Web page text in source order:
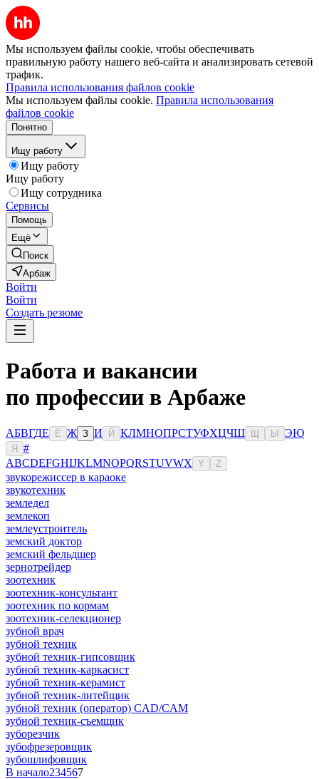
Мы используем файлы cookie, чтобы обеспечивать
правильную работу нашего веб-сайта и анализировать сетевой
трафик.
Правила использования файлов cookie
Мы используем файлы cookie. Правила использования
файлов cookie
Понятно
Ищу работу
Ищу работу
Ищу работу
Ищу сотрудника
Сервисы
Помощь
Ещё
Поиск
Арбаж
Войти
Войти
Создать резюме
Работа и вакансии
по профессии в Арбаже
АБВГДЕ Ё Ж З И Й КЛМНОПРСТУФХЦЧШ Ы ЭЮ
Я
#
ABCDEFGHIJKLMNOPQRSTUVWX Y Z
звукорежиссер в караоке
звукотехник
земледел
землекоп
землеустроитель
земский доктор
земский фельдшер
зернотрейдер
зоотехник
зоотехник-консультант
зоотехник по кормам
зоотехник-селекционер
зубной врач
зубной техник
зубной техник-гипсовщик
зубной техник-каркасист
зубной техник-керамист
зубной техник-литейщик
зубной техник (оператор) CAD/CAM
зубной техник-съемщик
зуборезчик
зубофрезеровщик
зубошлифовщик
В начало234567